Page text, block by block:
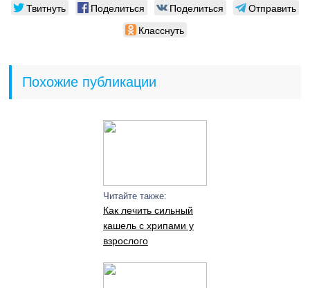
Твитнуть Поделиться Поделиться
Отправить
Класснуть
Похожие публикации
Читайте также:
Как лечить сильный
кашель с хрипами у
взрослого